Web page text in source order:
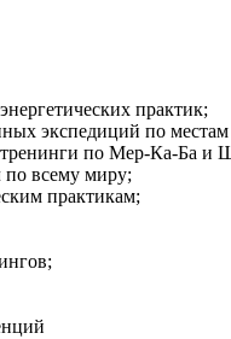
практик;
экспедиций по
по Мер-Ка-Ба
по всему миру;
практикам;